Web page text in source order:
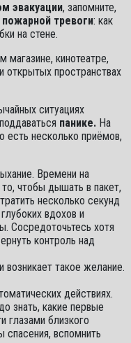
эвакуации, запомните,
пожарной тревоги: как
на стене.
кинотеатре,
открытых пространствах
ситуациях
панике. На
есть несколько приёмов,
Времени на
чтобы дышать в пакет,
несколько секунд
вдохов и
Сосредоточьтесь хотя
контроль над
возникает такое желание.
действиях.
знать, какие первые
глазами близкого
вспомнить